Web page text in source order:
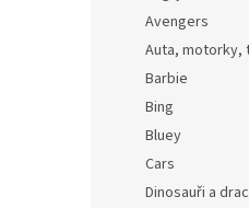
Avengers
Auta, motorky,
Barbie
Bing
Bluey
Cars
Dinosauři a